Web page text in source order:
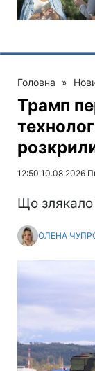
Головна »
Трамп
12:50 10.08.2026
Що
ОЛЕНА